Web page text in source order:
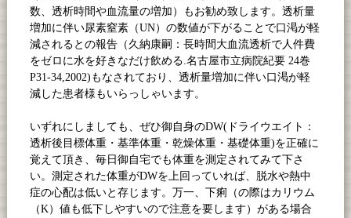
数、透析時間や血流量の増加）もお勧め致します。透析量
増加に伴い尿素窒素（UN）の数値が下がることで口渇が軽
減されるとの報告（久納康嗣：長時間大血流透析で人件費
をゼロに水を好きなだけ飲める.名古屋市立病院紀要 24巻
P31-34,2002) もなされており、透析量増加に伴い口渇が軽
減した患者様もいらっしゃいます。
いずれにしましても、ぜひ御自身のDW( ドライウエイト：
透析後目標体重・基準体重・乾燥体重・基礎体重)を正確に
覚えて頂き、毎日御自宅でも体重を測定されてみて下さ
い。測定された体重がDWを上回っていれば、脱水や熱中
症の心配は低いと存じます。万一、下痢（の際はカリウム
（K）値も低下しやすいので注意を要します）がある場合